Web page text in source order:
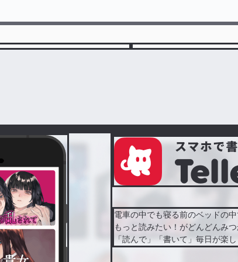
電車の中でも寝る前のベッドの中
もっと読みたい！がどんどんみつ
「読んで」「書いて」毎日が楽